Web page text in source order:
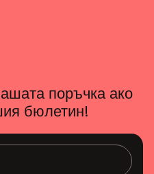
поръчка ако
бюлетин!